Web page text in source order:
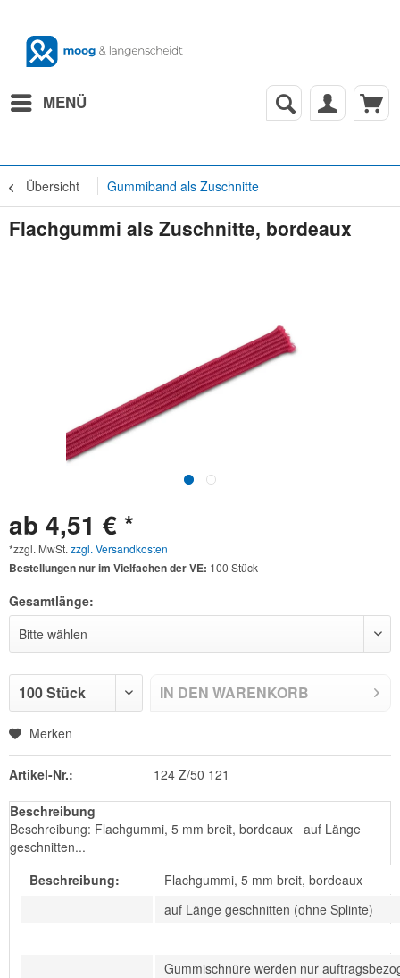
MENÜ
Übersicht Gummiband als Zuschnitte
Flachgummi als Zuschnitte, bordeaux
ab 4,51 € *
*zzgl. MwSt. zzgl. Versandkosten
Bestellungen nur im Vielfachen der VE: 100 Stück
Gesamtlänge:
IN DEN WARENKORB
Merken
Artikel-Nr.: 124 Z/50 121
Beschreibung
Beschreibung: Flachgummi, 5 mm breit, bordeaux auf Länge
geschnitten...
Beschreibung:
Flachgummi, 5 mm breit, bordeaux
auf Länge geschnitten (ohne Splinte)
Gummischnüre werden nur